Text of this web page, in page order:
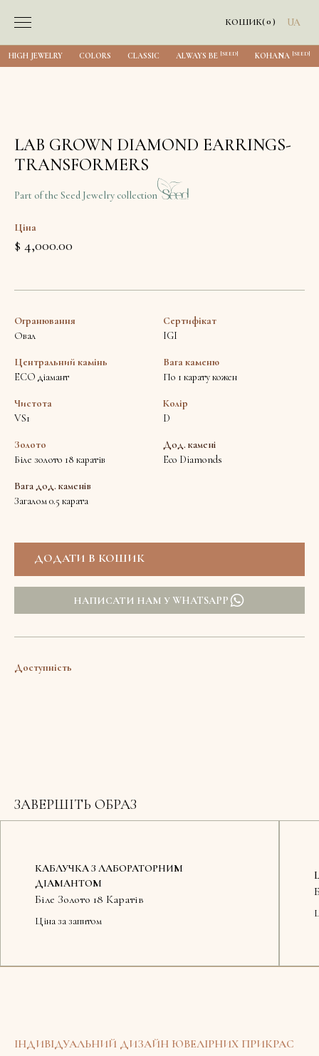
КОШИК(0) UA
HIGH JEWELRY COLORS CLASSIC ALWAYS BE [SEED] KOHANA [SEED]
LAB GROWN DIAMOND EARRINGS-
TRANSFORMERS
Part of the Seed Jewelry collection
Ціна
$ 4,000.00
Огранювання
Овал
Сертифікат
IGI
Центральний камінь
ECO діамант
Вага каменю
По 1 карату кожен
Чистота
VS1
Колір
D
Золото
Біле золото 18 каратів
Дод. камені
Eco Diamonds
Вага дод. каменів
Загалом 0.5 карата
НАПИСАТИ НАМ У WHATSAPP
Доступність
ЗАВЕРШІТЬ ОБРАЗ
КАБЛУЧКА З ЛАБОРАТОРНИМ
ДІАМАНТОМ
Біле Золото 18 Каратів
Ціна за запитом
ІНДИВІДУАЛЬНИЙ ДИЗАЙН ЮВЕЛІРНИХ ПРИКРАС